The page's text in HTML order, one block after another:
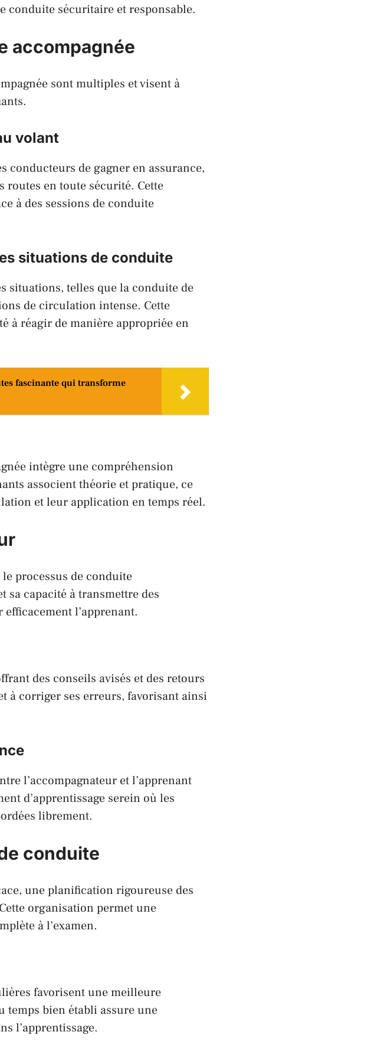
conduite sécuritaire et responsable.
accompagnée
sont multiples et visent à
volant
conducteurs de gagner en assurance,
en toute sécurité. Cette
à des sessions de conduite
situations de conduite
situations, telles que la conduite de
de circulation intense. Cette
à réagir de manière appropriée en
fascinante qui transforme
intègre une compréhension
associent théorie et pratique, ce
et leur application en temps réel.
processus de conduite
sa capacité à transmettre des
l’apprenant.
des conseils avisés et des retours
à corriger ses erreurs, favorisant ainsi
l’accompagnateur et l’apprenant
d’apprentissage serein où les
librement.
conduite
une planification rigoureuse des
organisation permet une
à l’examen.
favorisent une meilleure
temps bien établi assure une
l’apprentissage.